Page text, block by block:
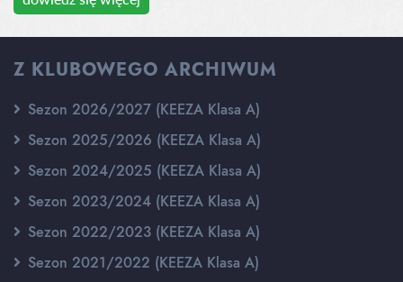
Z KLUBOWEGO ARCHIWUM
Sezon 2026/2027 (KEEZA Klasa A)
Sezon 2025/2026 (KEEZA Klasa A)
Sezon 2024/2025 (KEEZA Klasa A)
Sezon 2023/2024 (KEEZA Klasa A)
Sezon 2022/2023 (KEEZA Klasa A)
Sezon 2021/2022 (KEEZA Klasa A)